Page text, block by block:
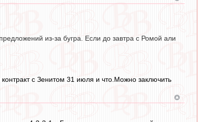
из-за бугра. Если до завтра с Ромой али
с Зенитом 31 июля и что.Можно заключить